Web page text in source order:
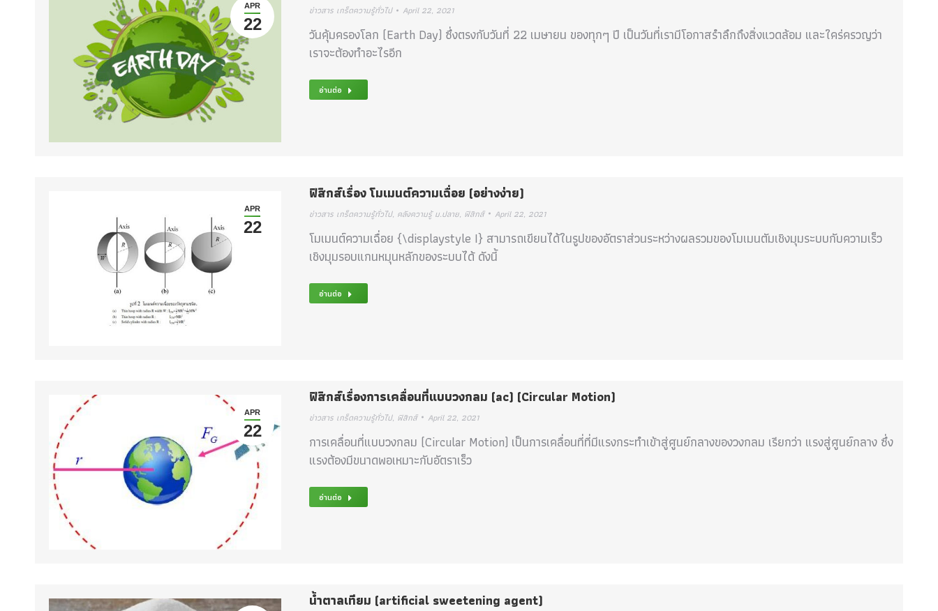
APR
22
ข่าวสาร เกร็ดความรู้ทั่วไป April 22, 2021
วันคุ้มครองโลก (Earth Day) ซึ่งตรงกับวันที่ 22 เมษายน ของทุกๆ ปี เป็นวันที่เรามีโอกาสรำลึกถึงสิ่งแวดล้อม และใคร่ครวญว่า
เราจะต้องทำอะไรอีก
อ่านต่อ
APR
22
ฟิสิกส์เรื่อง โมเมนต์ความเฉื่อย (อย่างง่าย)
ข่าวสาร เกร็ดความรู้ทั่วไป, คลังความรู้ ม.ปลาย, ฟิสิกส์ April 22, 2021
โมเมนต์ความเฉื่อย {\displaystyle I} สามารถเขียนได้ในรูปของอัตราส่วนระหว่างผลรวมของโมเมนตัมเชิงมุมระบบกับความเร็ว
เชิงมุมรอบแกนหมุนหลักของระบบได้ ดังนี้
อ่านต่อ
APR
22
ฟิสิกส์เรื่องการเคลื่อนที่แบบวงกลม (ac) (Circular Motion)
ข่าวสาร เกร็ดความรู้ทั่วไป, ฟิสิกส์ April 22, 2021
การเคลื่อนที่แบบวงกลม (Circular Motion) เป็นการเคลื่อนที่ที่มีแรงกระทำเข้าสู่ศูนย์กลางของวงกลม เรียกว่า แรงสู่ศูนย์กลาง ซึ่ง
แรงต้องมีขนาดพอเหมาะกับอัตราเร็ว
อ่านต่อ
น้ำตาลเทียม (artificial sweetening agent)